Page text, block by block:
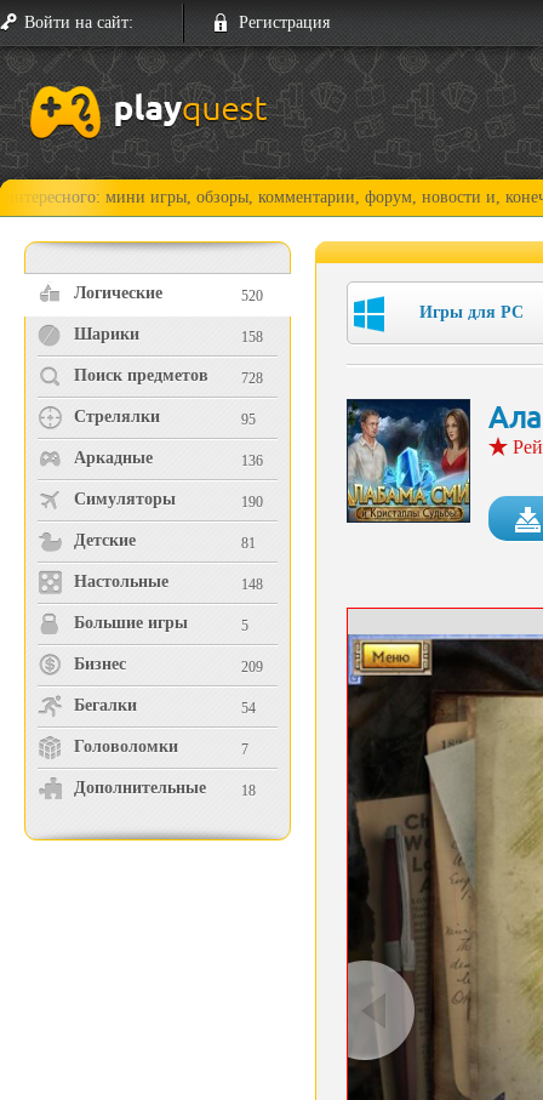
Войти на сайт: Регистрация
мини игры, обзоры, комментарии, форум, новости и, конечно,
Логические 520
Шарики 158
Поиск предметов 728
Стрелялки 95
Аркадные 136
Симуляторы 190
Детские 81
Настольные 148
Большие игры 5
Бизнес 209
Бегалки 54
Головоломки 7
Дополнительные 18
Игры для PC